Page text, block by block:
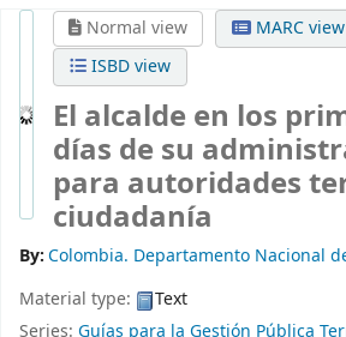
Normal view
MARC view
ISBD view
El alcalde en los
días de su
para autoridades
ciudadanía
By:Colombia. Departamento Nacional
Material type:
Text
Series: Guías para la Gestión Pública